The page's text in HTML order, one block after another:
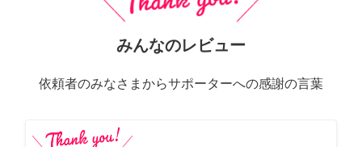
みんなのレビュー
依頼者のみなさまからサポーターへの感謝の言葉